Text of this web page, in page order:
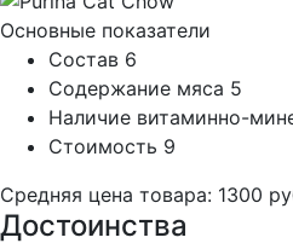
Основные показатели
Состав 6
Содержание мяса 5
Наличие витаминно-
Стоимость 9
Средняя цена товара: 1300
Достоинства